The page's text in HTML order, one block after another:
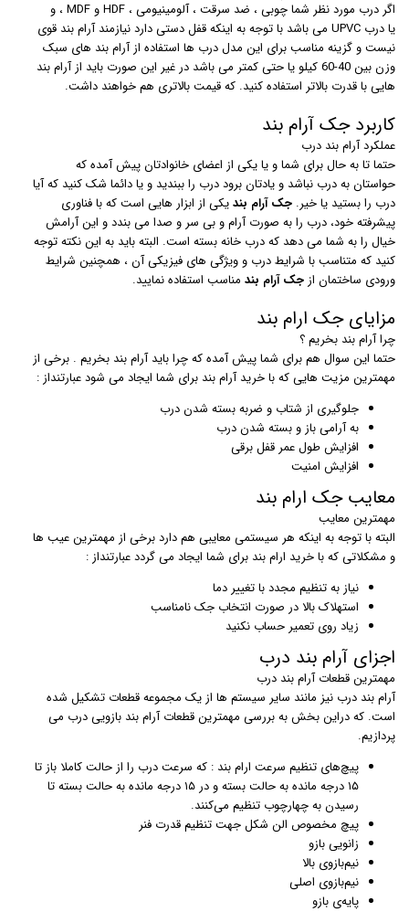
اگر درب مورد نظر شما چوبی ، ضد سرقت ، آلومینیومی ، HDF و MDF ، و
یا درب UPVC می باشد با توجه به اینکه قفل دستی دارد نیازمند آرام بند قوی
نیست و گزینه مناسب برای این مدل درب ها استفاده از آرام بند های سبک
وزن بین 40-60 کیلو یا حتی کمتر می باشد در غیر این صورت باید از آرام بند
هایی با قدرت بالاتر استفاده کنید. که قیمت بالاتری هم خواهند داشت.
کاربرد جک آرام بند
عملکرد آرام بند درب
حتما تا به حال برای شما و یا یکی از اعضای خانوادتان پیش آمده که
حواستان به درب نباشد و یادتان برود درب را ببندید و یا دائما شک کنید که آیا
درب را بستید یا خیر. جک آرام بندیکی از ابزار هایی است که با فناوری
پیشرفته خود، درب را به صورت آرام و بی سر و صدا می بندد و این آرامش
خیال را به شما می دهد که درب خانه بسته است. البته باید به این نکته توجه
کنید که متناسب با شرایط درب و ویژگی های فیزیکی آن ، همچنین شرایط
ورودی ساختمان ازجک آرام بند مناسب استفاده نمایید.
مزایای جک ارام بند
چرا آرام بند بخریم ؟
حتما این سوال هم برای شما پیش آمده که چرا باید آرام بند بخریم . برخی از
مهمترین مزیت هایی که با خرید آرام بند برای شما ایجاد می شود عبارتنداز :
جلوگیری از شتاب و ضربه بسته شدن درب
به آرامی باز و بسته شدن درب
افزایش طول عمر قفل برقی
افزایش امنیت
معایب جک ارام بند
مهمترین معایب
البته با توجه به اینکه هر سیستمی معایبی هم دارد برخی از مهمترین عیب ها
و مشکلاتی که با خرید ارام بند برای شما ایجاد می گردد عبارتنداز :
نیاز به تنظیم مجدد با تغییر دما
استهلاک بالا در صورت انتخاب جک نامناسب
زیاد روی تعمیر حساب نکنید
اجزای آرام بند درب
مهمترین قطعات آرام بند درب
آرام بند درب نیز مانند سایر سیستم ها از یک مجموعه قطعات تشکیل شده
است. که دراین بخش به بررسی مهمترین قطعات آرام بند بازویی درب می
پردازیم.
پیچ‌های تنظیم سرعت ارام بند : که سرعت درب را از حالت کاملا باز تا
۱۵ درجه مانده به حالت بسته و در ۱۵ درجه مانده به حالت بسته تا
رسیدن به چهارچوب تنظیم می‌کنند.
پیچ مخصوص الن شکل جهت تنظیم قدرت فنر
زانویی بازو
نیم‌بازوی بالا
نیم‌بازوی اصلی
پایه‌ی بازو